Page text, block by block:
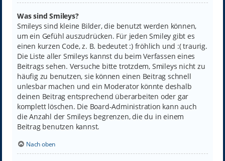
Was sind Smileys?
Smileys sind kleine Bilder, die benutzt werden können,
um ein Gefühl auszudrücken. Für jeden Smiley gibt es
einen kurzen Code, z. B. bedeutet :) fröhlich und :( traurig.
Die Liste aller Smileys kannst du beim Verfassen eines
Beitrags sehen. Versuche bitte trotzdem, Smileys nicht zu
häufig zu benutzen, sie können einen Beitrag schnell
unlesbar machen und ein Moderator könnte deshalb
deinen Beitrag entsprechend überarbeiten oder gar
komplett löschen. Die Board-Administration kann auch
die Anzahl der Smileys begrenzen, die du in einem
Beitrag benutzen kannst.
Nach oben